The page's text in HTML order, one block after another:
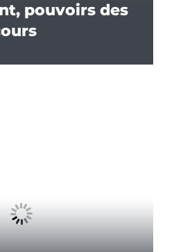
pouvoirs des